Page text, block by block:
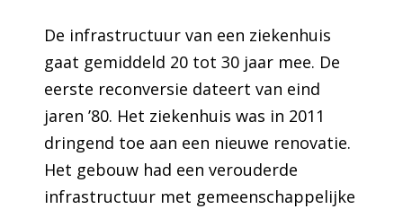
De infrastructuur van een ziekenhuis
gaat gemiddeld 20 tot 30 jaar mee. De
eerste reconversie dateert van eind
jaren ’80. Het ziekenhuis was in 2011
dringend toe aan een nieuwe renovatie.
Het gebouw had een verouderde
infrastructuur met gemeenschappelijke